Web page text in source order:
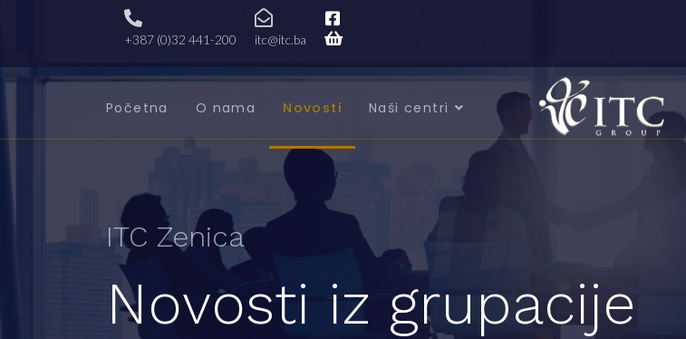
+387 (0)32 441-200 itc@itc.ba
Početna O nama Novosti Naši centri
ITC Zenica
Novosti iz grupacije